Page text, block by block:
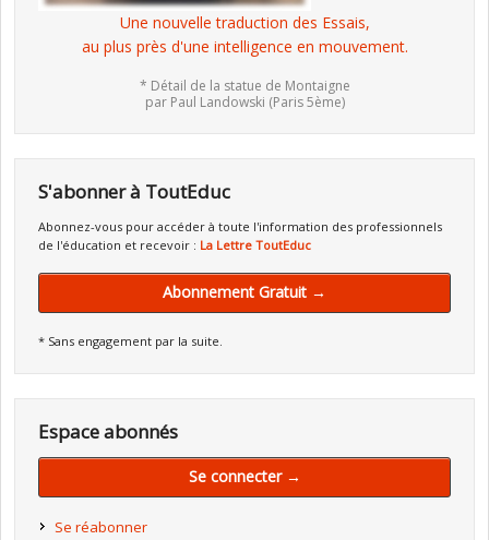
Une nouvelle traduction des Essais,
au plus près d'une intelligence en mouvement.
* Détail de la statue de Montaigne
par Paul Landowski (Paris 5ème)
S'abonner à ToutEduc
Abonnez-vous pour accéder à toute l'information des professionnels
de l'éducation et recevoir : La Lettre ToutEduc
Abonnement Gratuit →
* Sans engagement par la suite.
Espace abonnés
Se connecter →
Se réabonner